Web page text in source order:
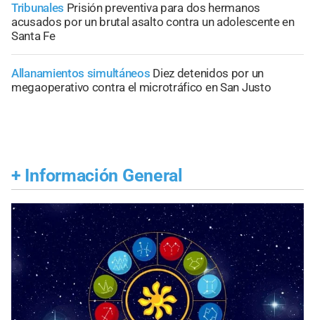
Tribunales Prisión preventiva para dos hermanos
acusados por un brutal asalto contra un adolescente en
Santa Fe
Allanamientos simultáneos Diez detenidos por un
megaoperativo contra el microtráfico en San Justo
+ Información General